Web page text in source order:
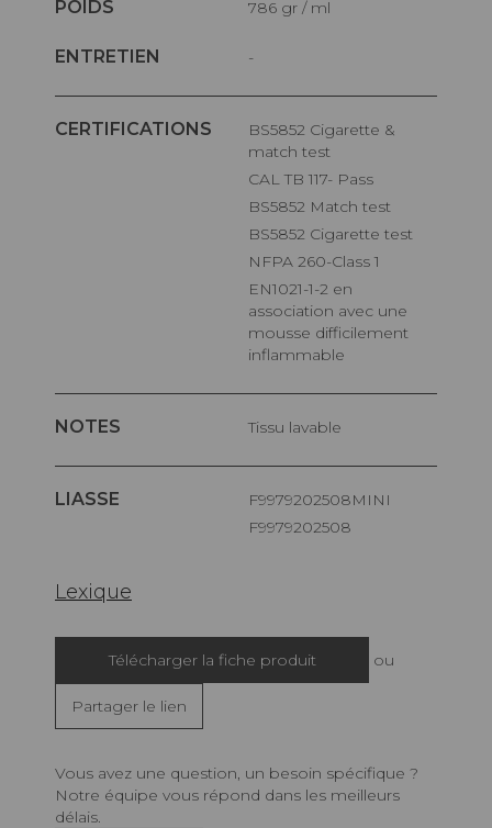
POIDS 786 gr / ml
ENTRETIEN -
CERTIFICATIONS
BS5852 Cigarette &
match test
CAL TB 117- Pass
BS5852 Match test
BS5852 Cigarette test
NFPA 260-Class 1
EN1021-1-2 en
association avec une
mousse difficilement
inflammable
NOTES Tissu lavable
LIASSE
F9979202508MINI
F9979202508
Lexique
Télécharger la fiche produit ou
Partager le lien
Vous avez une question, un besoin spécifique ?
Notre équipe vous répond dans les meilleurs
délais.